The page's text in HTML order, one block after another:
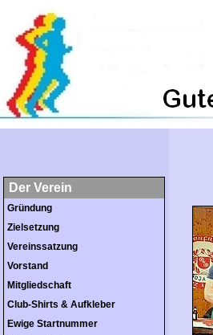
Der Verein
Gründung
Zielsetzung
Vereinssatzung
Vorstand
Mitgliedschaft
Club-Shirts & Aufkleber
Ewige Startnummer